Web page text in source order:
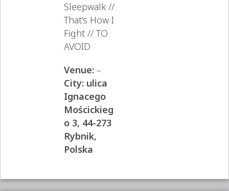
Sleepwalk //
That’s How I
Fight // TO
AVOID
Venue: –
City: ulica
Ignacego
Mościckieg
o 3, 44-273
Rybnik,
Polska